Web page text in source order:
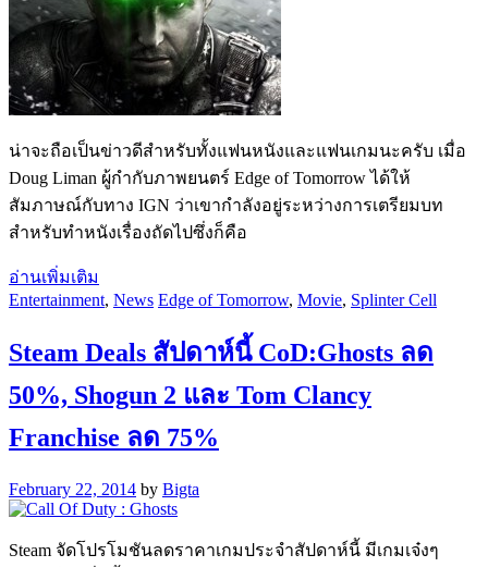
น่าจะถือเป็นข่าวดีสำหรับทั้งแฟนหนังและแฟนเกมนะครับ เมื่อ
Doug Liman ผู้กำกับภาพยนตร์ Edge of Tomorrow ได้ให้
สัมภาษณ์กับทาง IGN ว่าเขากำลังอยู่ระหว่างการเตรียมบท
สำหรับทำหนังเรื่องถัดไปซึ่งก็คือ
อ่านเพิ่มเติม
Entertainment, News Edge of Tomorrow, Movie, Splinter Cell
Steam Deals สัปดาห์นี้ CoD:Ghosts ลด
50%, Shogun 2 และ Tom Clancy
Franchise ลด 75%
February 22, 2014 by Bigta
Steam จัดโปรโมชันลดราคาเกมประจำสัปดาห์นี้ มีเกมเจ๋งๆ